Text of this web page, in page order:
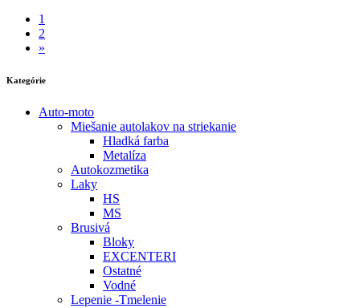
1
2
»
Kategórie
Auto-moto
Miešanie autolakov na striekanie
Hladká farba
Metalíza
Autokozmetika
Laky
HS
MS
Brusivá
Bloky
EXCENTERI
Ostatné
Vodné
Lepenie -Tmelenie